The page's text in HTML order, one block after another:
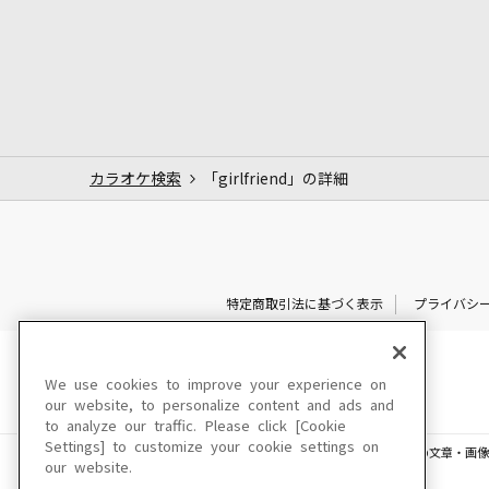
カラオケ検索 「girlfriend」の詳細
特定商取引法に基づく表示 プライバシ
このサイトに掲載されている一切の文章・画
We use cookies to improve your experience on
our website, to personalize content and ads and
to analyze our traffic. Please click [Cookie
Settings] to customize your cookie settings on
our website.